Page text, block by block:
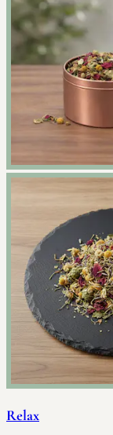
Relax